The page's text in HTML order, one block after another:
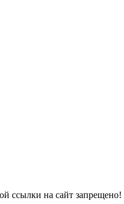
ссылки на сайт запрещено!